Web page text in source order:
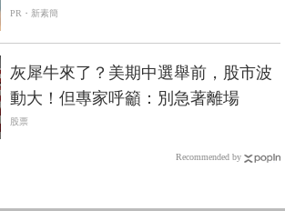
PR・新素簡
灰犀牛來了？美期中選舉前，股市波
動大！但專家呼籲：別急著離場
股票
Recommended by